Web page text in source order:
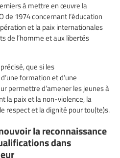
à mettre en œuvre la
de 1974 concernant l’éducation
et la paix internationales
de l’homme et aux libertés
que si les
formation et d’une
permettre d’amener les jeunes à
la paix et la non-violence, la
respect et la dignité pour tou(te)s.
la reconnaissance
dans